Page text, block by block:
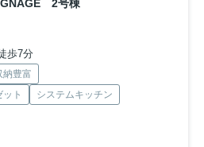
2号棟
歩7分
納豊富
ト
システムキッチン